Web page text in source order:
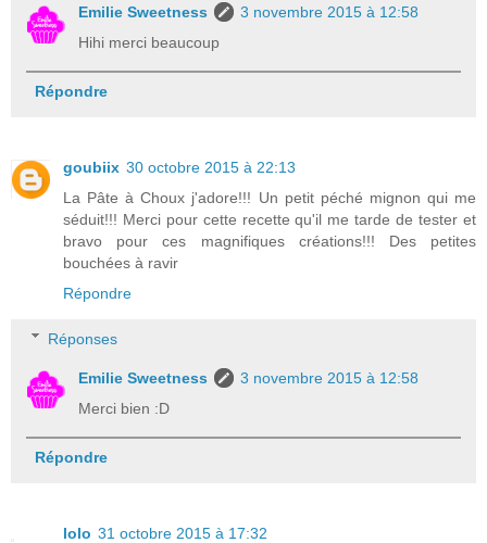
Emilie Sweetness
3 novembre 2015 à 12:58
Hihi merci beaucoup
Répondre
goubiix 30 octobre 2015 à 22:13
La Pâte à Choux j'adore!!! Un petit péché mignon qui me
séduit!!! Merci pour cette recette qu'il me tarde de tester et
bravo pour ces magnifiques créations!!! Des petites
bouchées à ravir
Répondre
Réponses
Emilie Sweetness
3 novembre 2015 à 12:58
Merci bien :D
Répondre
lolo 31 octobre 2015 à 17:32